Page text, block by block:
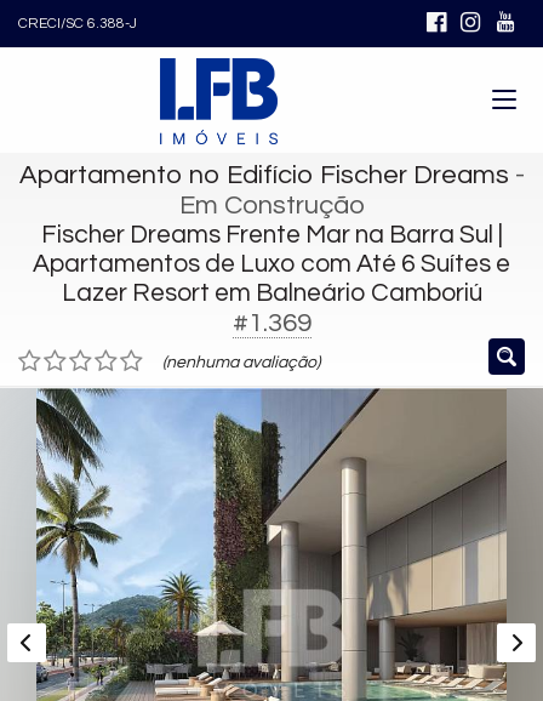
CRECI/SC 6.388-J
Apartamento no Edifício Fischer Dreams -
Em Construção
Fischer Dreams Frente Mar na Barra Sul |
Apartamentos de Luxo com Até 6 Suítes e
Lazer Resort em Balneário Camboriú
#1.369
(nenhuma avaliação)